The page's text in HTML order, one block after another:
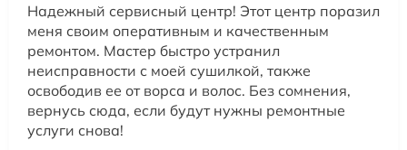
Надежный сервисный центр! Этот центр поразил
меня своим оперативным и качественным
ремонтом. Мастер быстро устранил
неисправности с моей сушилкой, также
освободив ее от ворса и волос. Без сомнения,
вернусь сюда, если будут нужны ремонтные
услуги снова!